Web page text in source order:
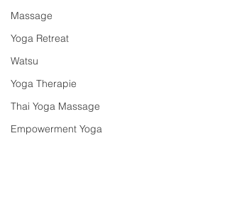
Massage
Yoga Retreat
Watsu
Yoga Therapie
Thai Yoga Massage
Empowerment Yoga